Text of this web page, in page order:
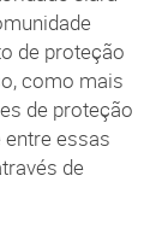
de proteção
como mais
de proteção
entre essas
de